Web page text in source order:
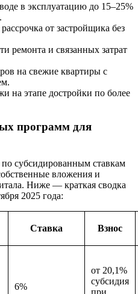
в эксплуатацию до 15–25%
от застройщика без
ремонта и связанных затрат
на свежие квартиры с
на этапе достройки по более
программ для
субсидированным ставкам
вложения и
Ниже — краткая сводка
2025 года:
Ставка Взнос
6%
от 20,1%
субсидия